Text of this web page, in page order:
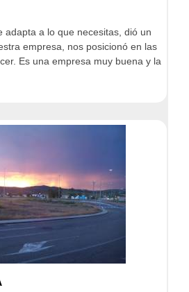
adapta a lo que necesitas, dió un
empresa, nos posicionó en las
Es una empresa muy buena y la